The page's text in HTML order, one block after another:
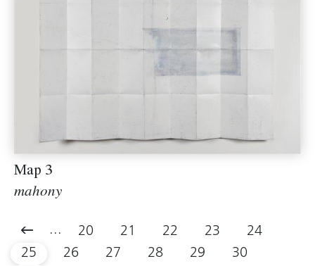
Map 3
mahony
... 20 21 22 23
24
25
26 27 28 29
30